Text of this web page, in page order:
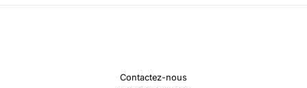
Contactez-nous